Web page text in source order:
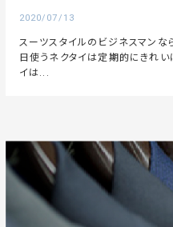
2020/07/13
スーツスタイルのビジネスマンな
日使うネクタイは定期的にきれい
イは...